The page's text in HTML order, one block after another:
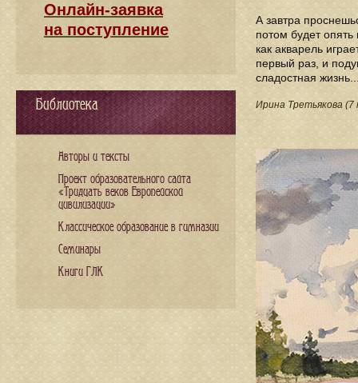
А завтра
потом будет
как акварель
первый раз, и
сладостная
Ирина Третьякова (7
Онлайн-заявка
на поступление
Библиотека
Авторы и тексты
Проект образовательного сайта
«Тридцать веков Европейской
цивилизации»
Классическое образование в гимназии
Семинары
Книги ГЛК